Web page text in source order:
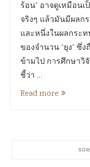
ร้อน” อาจดูเหมือน
จริงๆ แล้วมันมีผลก
และหนึ่งในผลกระ
ของจำนวน “ยุง” ซึ่
ข้ามไป การศึกษาวิ
ชี้ว่า …
Read more